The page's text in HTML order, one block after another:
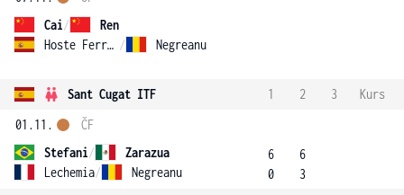
Cai/
Ren
Hoste Ferrer / Negreanu
Sant Cugat ITF 1 2 3
Kurs
01.11.
Stefani/
Zarazua
Lechemia/ Negreanu
ČF
6
0
6
3